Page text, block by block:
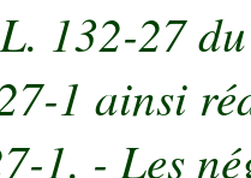
132-27
1 ainsi
1. - Les